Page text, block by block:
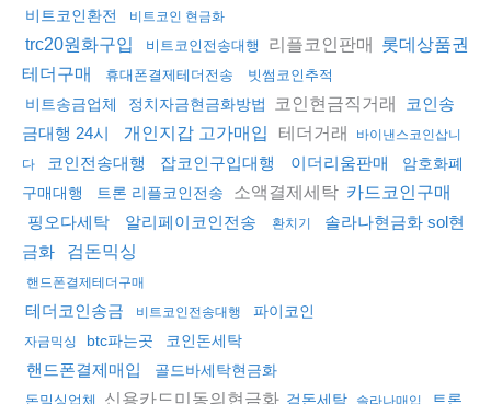
비트코인환전
비트코인 현금화
trc20원화구입 비트코인전송대행 리플코인판매 롯데상품권
테더구매
휴대폰결제테더전송 빗썸코인추적
비트송금업체 정치자금현금화방법 코인현금직거래
코인송
금대행 24시
개인지갑 고가매입 테더거래
바이낸스코인삽니
다
코인전송대행 잡코인구입대행 이더리움판매
암호화폐
구매대행
트론 리플코인전송 소액결제세탁 카드코인구매
핑오다세탁
알리페이코인전송 환치기
솔라나현금화 sol현
금화
검돈믹싱
핸드폰결제테더구매
테더코인송금 비트코인전송대행 파이코인
자금믹싱 btc파는곳 코인돈세탁
핸드폰결제매입 골드바세탁현금화
돈믹싱업체 신용카드미동의현금화 검돈세탁 솔라나매입
트론